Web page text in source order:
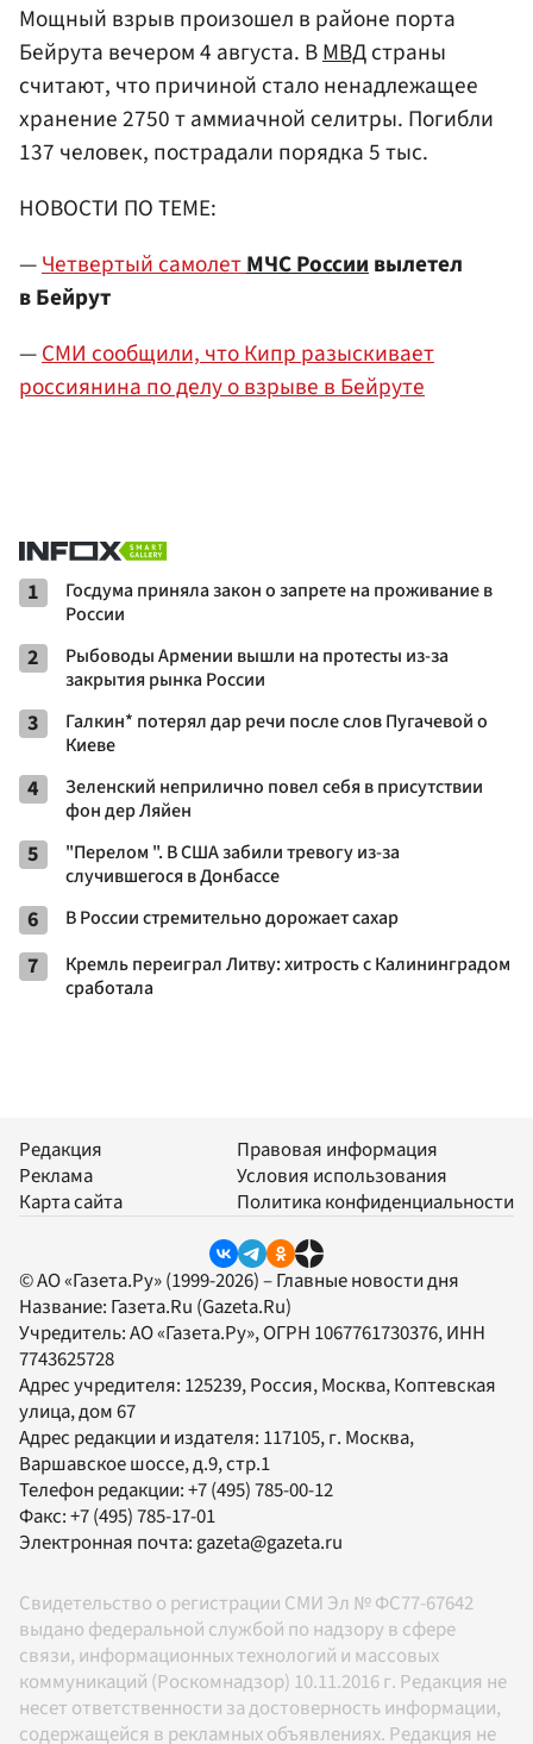
Мощный взрыв произошел в районе порта
Бейрута вечером 4 августа. ВМВДстраны
считают, что причиной стало ненадлежащее
хранение 2750 т аммиачной селитры. Погибли
137 человек, пострадали порядка 5 тыс.
НОВОСТИ ПО ТЕМЕ:
—Четвертый самолетМЧС Россиивылетел
в Бейрут
—СМИ сообщили, что Кипр разыскивает
россиянина по делу о взрыве в Бейруте
1
Госдума приняла закон о запрете на проживание в
России
2
Рыбоводы Армении вышли на протесты из-за
закрытия рынка России
3
Галкин* потерял дар речи после слов Пугачевой о
Киеве
4
Зеленский неприлично повел cебя в присутствии
фон дер Ляйен
5
"Перелом ". В США забили тревогу из-за
случившегося в Донбассе
6 В России стремительно дорожает сахар
7
Кремль переиграл Литву: хитрость с Калининградом
сработала
Редакция
Реклама
Карта сайта
Правовая информация
Условия использования
Политика конфиденциальности
© АО «Газета.Ру» (1999-2026) – Главные новости дня
Название: Газета.Ru (Gazeta.Ru)
Учредитель:АО «Газета.Ру», ОГРН 1067761730376, ИНН
7743625728
Адрес учредителя: 125239, Россия, Москва, Коптевская
улица, дом 67
Адрес редакции и издателя: 117105, г. Москва,
Варшавское шоссе, д.9, стр.1
Телефон редакции:+7 (495) 785-00-12
Факс:+7 (495) 785-17-01
Электронная почта: gazeta@gazeta.ru
Свидетельство о регистрации СМИ Эл № ФС77-67642
выдано федеральной службой по надзору в сфере
связи, информационных технологий и массовых
коммуникаций (Роскомнадзор) 10.11.2016 г. Редакция не
несет ответственности за достоверность информации,
содержащейся в рекламных объявлениях. Редакция не